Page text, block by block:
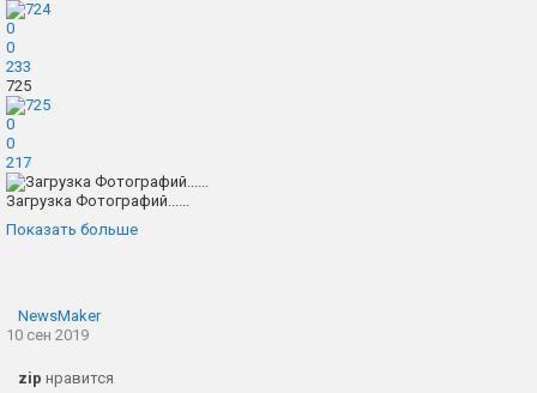
0
0
233
725
0
0
217
Загрузка Фотографий......
Показать больше
NewsMaker
10 сен 2019
zip нравится